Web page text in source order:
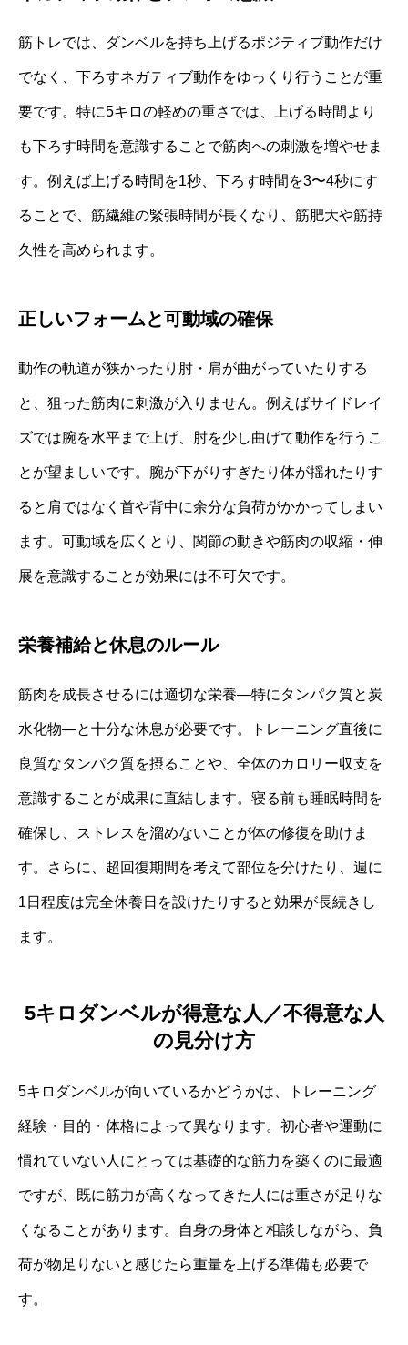
筋トレでは、ダンベルを持ち上げるポジティブ動作だけ
でなく、下ろすネガティブ動作をゆっくり行うことが重
要です。特に5キロの軽めの重さでは、上げる時間より
も下ろす時間を意識することで筋肉への刺激を増やせま
す。例えば上げる時間を1秒、下ろす時間を3〜4秒にす
ることで、筋繊維の緊張時間が長くなり、筋肥大や筋持
久性を高められます。
正しいフォームと可動域の確保
動作の軌道が狭かったり肘・肩が曲がっていたりする
と、狙った筋肉に刺激が入りません。例えばサイドレイ
ズでは腕を水平まで上げ、肘を少し曲げて動作を行うこ
とが望ましいです。腕が下がりすぎたり体が揺れたりす
ると肩ではなく首や背中に余分な負荷がかかってしまい
ます。可動域を広くとり、関節の動きや筋肉の収縮・伸
展を意識することが効果には不可欠です。
栄養補給と休息のルール
筋肉を成長させるには適切な栄養—特にタンパク質と炭
水化物—と十分な休息が必要です。トレーニング直後に
良質なタンパク質を摂ることや、全体のカロリー収支を
意識することが成果に直結します。寝る前も睡眠時間を
確保し、ストレスを溜めないことが体の修復を助けま
す。さらに、超回復期間を考えて部位を分けたり、週に
1日程度は完全休養日を設けたりすると効果が長続きし
ます。
5キロダンベルが得意な人／不得意な人
の見分け方
5キロダンベルが向いているかどうかは、トレーニング
経験・目的・体格によって異なります。初心者や運動に
慣れていない人にとっては基礎的な筋力を築くのに最適
ですが、既に筋力が高くなってきた人には重さが足りな
くなることがあります。自身の身体と相談しながら、負
荷が物足りないと感じたら重量を上げる準備も必要で
す。